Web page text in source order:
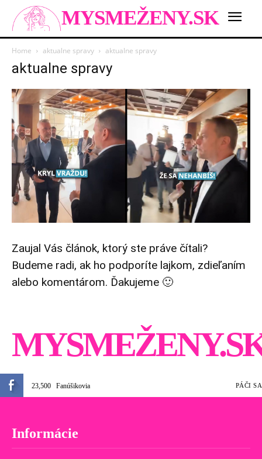
MYSMEŽENY.SK
Home aktualne spravy aktualne spravy
aktualne spravy
Zaujal Vás článok, ktorý ste práve čítali?
Budeme radi, ak ho podporíte lajkom, zdieľaním
alebo komentárom. Ďakujeme 🙂
23,500 Fanúšikovia PÁČI SA
Informácie